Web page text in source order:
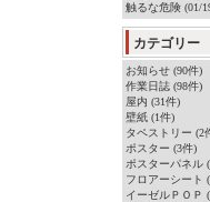
触るな危険 (01/
カテゴリー
お知らせ (90件)
作業日誌 (98件)
屋内 (31件)
壁紙 (1件)
タペストリー (2
ポスター (3件)
ポスターパネル
フロアーシート
イーゼルＰＯＰ